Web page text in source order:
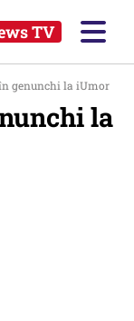
TV
genunchi la iUmor
la